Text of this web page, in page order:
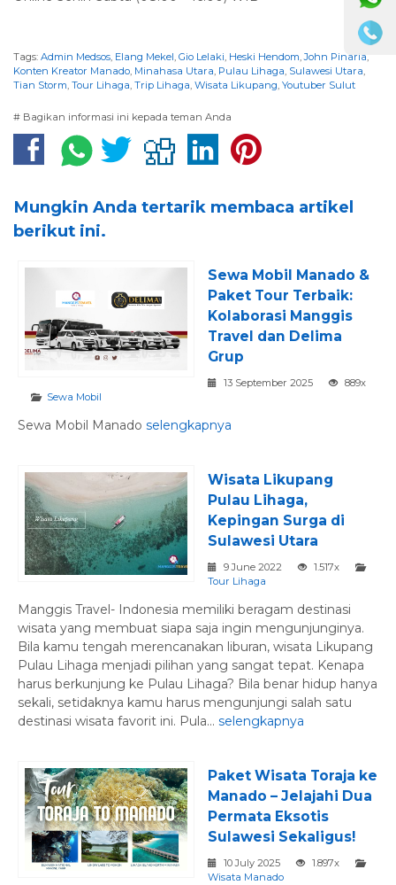
Tags: Admin Medsos, Elang Mekel, Gio Lelaki, Heski Hendom,John Pinaria,
Konten Kreator Manado, Minahasa Utara, Pulau Lihaga, Sulawesi Utara,
Tian Storm, Tour Lihaga, Trip Lihaga, Wisata Likupang, Youtuber Sulut
# Bagikan informasi ini kepada teman Anda
Mungkin Anda tertarik membaca artikel
berikut ini.
Sewa Mobil Manado &
Paket Tour Terbaik:
Kolaborasi Manggis
Travel dan Delima
Grup
13 September 2025
889x
Sewa Mobil
Sewa Mobil Manado selengkapnya
Wisata Likupang
Pulau Lihaga,
Kepingan Surga di
Sulawesi Utara
9 June 2022
1.517x
Tour Lihaga
Manggis Travel- Indonesia memiliki beragam destinasi
wisata yang membuat siapa saja ingin mengunjunginya.
Bila kamu tengah merencanakan liburan, wisata Likupang
Pulau Lihaga menjadi pilihan yang sangat tepat. Kenapa
harus berkunjung ke Pulau Lihaga? Bila benar hidup hanya
sekali, setidaknya kamu harus mengunjungi salah satu
destinasi wisata favorit ini. Pula... selengkapnya
Paket Wisata Toraja ke
Manado – Jelajahi Dua
Permata Eksotis
Sulawesi Sekaligus!
10 July 2025
1.897x
Wisata Manado